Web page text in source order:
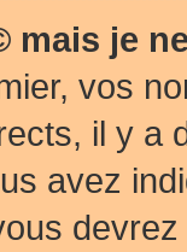
je
vos
il y a
avez